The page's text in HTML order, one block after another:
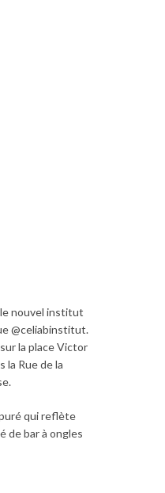
nouvel institut
@celiabinstitut.
la place Victor
la Rue de la
qui reflète
de bar à ongles